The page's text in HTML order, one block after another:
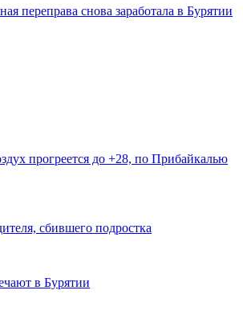
переправа снова заработала в Бурятии
прогреется до +28, по Прибайкалью
сбившего подростка
в Бурятии